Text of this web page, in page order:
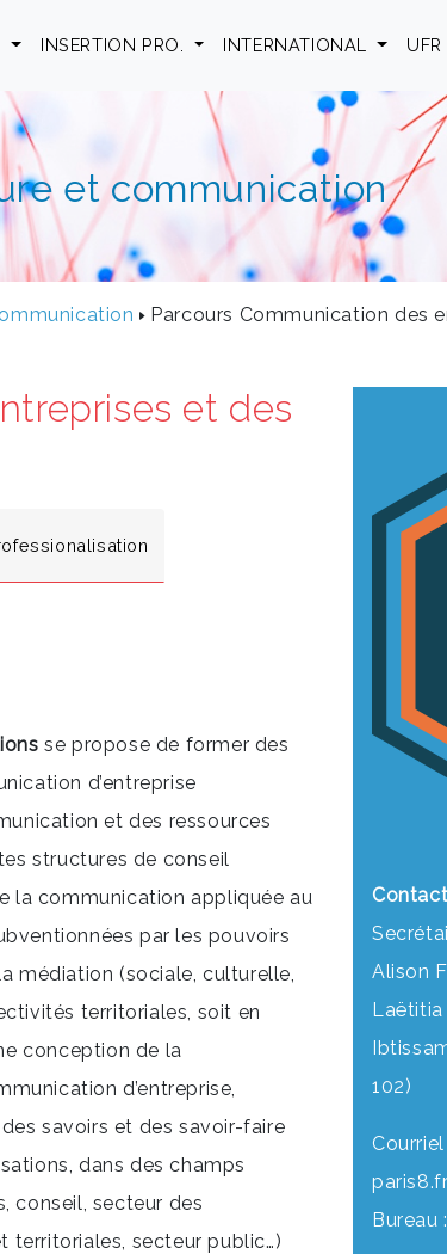
INSERTION PRO. INTERNATIONAL UFR
et communication
Parcours Communication des
et des
se propose de former des
d’entreprise
et des ressources
structures de conseil
la communication appliquée au
par les pouvoirs
médiation (sociale, culturelle,
territoriales, soit en
conception de la
d’entreprise,
savoirs et des savoir-faire
dans des champs
conseil, secteur des
territoriales, secteur public…)
Alison
Laëtitia
102)
paris8.fr
Bureau